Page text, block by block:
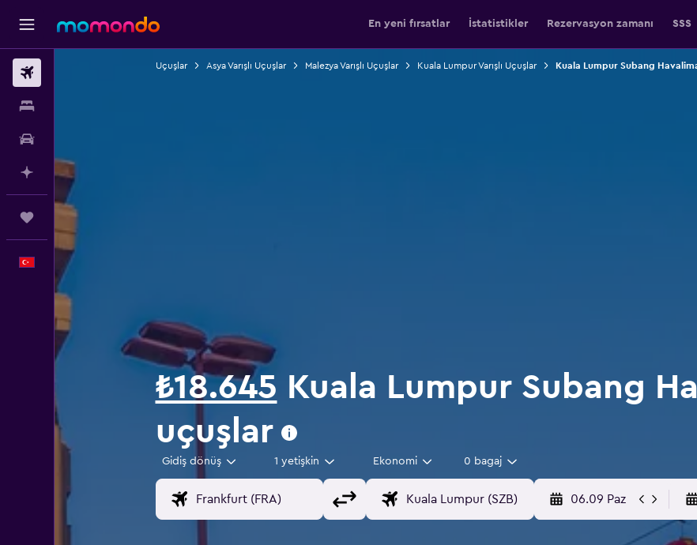
En yeni fırsatlar İstatistikler Rezervasyon zamanı SSS
AI ile Planla
Trips
Türkçe
Uçuşlar Asya Varışlı Uçuşlar Malezya Varışlı Uçuşlar Kuala Lumpur Varışlı Uçuşlar Kuala Lumpur Subang
₺18.645 Kuala Lumpur Subang
uçuşlar
Gidiş dönüş 1 yetişkin Ekonomi 0 bagaj
06.09 Paz